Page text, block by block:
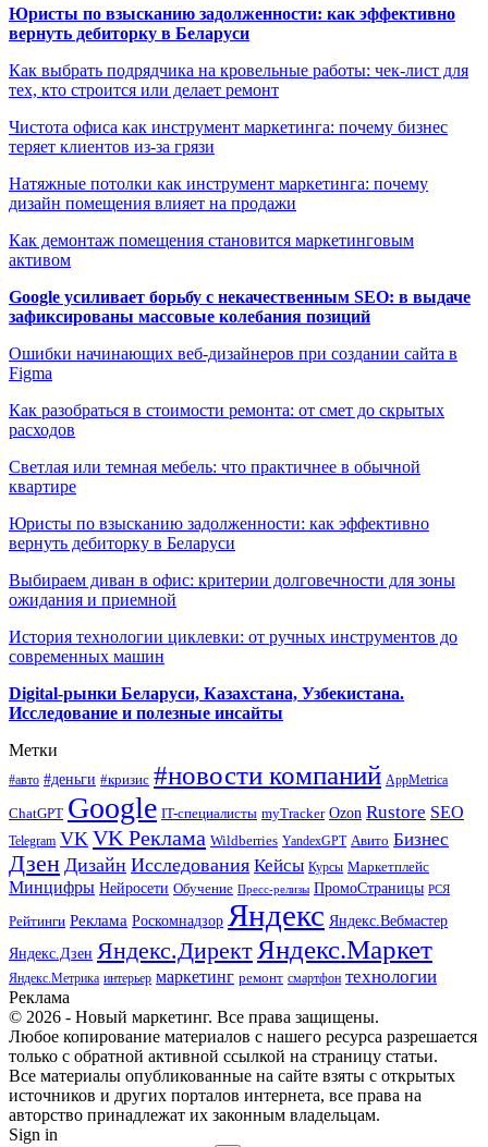
Юристы по взысканию задолженности: как эффективно
вернуть дебиторку в Беларуси
Как выбрать подрядчика на кровельные работы: чек-лист для
тех, кто строится или делает ремонт
Чистота офиса как инструмент маркетинга: почему бизнес
теряет клиентов из-за грязи
Натяжные потолки как инструмент маркетинга: почему
дизайн помещения влияет на продажи
Как демонтаж помещения становится маркетинговым
активом
Google усиливает борьбу с некачественным SEO: в выдаче
зафиксированы массовые колебания позиций
Ошибки начинающих веб-дизайнеров при создании сайта в
Figma
Как разобраться в стоимости ремонта: от смет до скрытых
расходов
Светлая или темная мебель: что практичнее в обычной
квартире
Юристы по взысканию задолженности: как эффективно
вернуть дебиторку в Беларуси
Выбираем диван в офис: критерии долговечности для зоны
ожидания и приемной
История технологии циклевки: от ручных инструментов до
современных машин
Digital-рынки Беларуси, Казахстана, Узбекистана.
Исследование и полезные инсайты
Метки
#авто #деньги #кризис #новости компаний AppMetrica
ChatGPT Google IT-специалисты myTracker Ozon Rustore SEO
Telegram VK VK Реклама Wildberries YandexGPT Авито Бизнес
Дзен Дизайн Исследования Кейсы Курсы Маркетплейс
Минцифры Нейросети Обучение Пресс-релизы ПромоСтраницы РСЯ
Рейтинги Реклама Роскомнадзор Яндекс Яндекс.Вебмастер
Яндекс.Дзен Яндекс.ДиректЯндекс.Маркет
Яндекс.Метрика интерьер маркетинг ремонт смартфон технологии
Реклама
© 2026 - Новый маркетинг. Все права защищены.
Любое копирование материалов с нашего ресурса разрешается
только с обратной активной ссылкой на страницу статьи.
Все материалы опубликованные на сайте взяты с открытых
источников и других порталов интернета, все права на
авторство принадлежат их законным владельцам.
Sign in